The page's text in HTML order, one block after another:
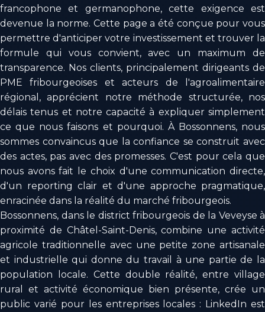
francophone et germanophone, cette exigence est
devenue la norme. Cette page a été conçue pour vous
permettre d'anticiper votre investissement et trouver la
formule qui vous convient, avec un maximum de
transparence. Nos clients, principalement dirigeants de
PME fribourgeoises et acteurs de l'agroalimentaire
régional, apprécient notre méthode structurée, nos
délais tenus et notre capacité à expliquer simplement
ce que nous faisons et pourquoi. À Bossonnens, nous
sommes convaincus que la confiance se construit avec
des actes, pas avec des promesses. C'est pour cela que
nous avons fait le choix d'une communication directe,
d'un reporting clair et d'une approche pragmatique,
enracinée dans la réalité du marché fribourgeois.
Bossonnens, dans le district fribourgeois de la Veveyse à
proximité de Châtel-Saint-Denis, combine une activité
agricole traditionnelle avec une petite zone artisanale
et industrielle qui donne du travail à une partie de la
population locale. Cette double réalité, entre village
rural et activité économique bien présente, crée un
public varié pour les entreprises locales : LinkedIn est